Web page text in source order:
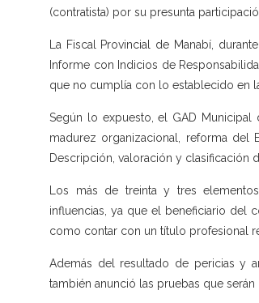
(contratista) por su presunta
La Fiscal Provincial de Manabí,
Informe con Indicios de
que no cumplía con lo establecido en
Según lo expuesto, el GAD
madurez organizacional, reforma del
Descripción, valoración y clasificación
Los más de treinta y tres
influencias, ya que el beneficiario del
como contar con un título profesional
Además del resultado de pericias y
también anunció las pruebas que